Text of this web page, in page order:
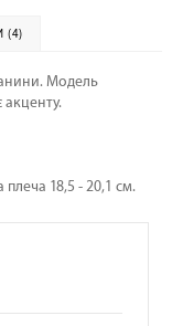
(4)
Модель
акценту.
18,5 - 20,1 см.